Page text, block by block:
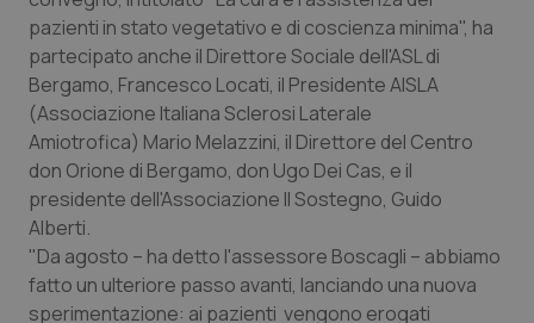
Lazio
Liguria
Lombardia
Marche
Molise
Diabete & glucometri
Disturbi dell’umore
Dolore
Donna & Salute
Epatiti
pazienti in stato vegetativo e di coscienza minima", ha
partecipato anche il Direttore Sociale dell'ASL di
Bergamo, Francesco Locati, il Presidente AISLA
(Associazione Italiana Sclerosi Laterale
Amiotrofica) Mario Melazzini, il Direttore del Centro
don Orione di Bergamo, don Ugo Dei Cas, e il
presidente dell'Associazione Il Sostegno, Guido
Alberti.
"Da agosto – ha detto l'assessore Boscagli – abbiamo
fatto un ulteriore passo avanti, lanciando una nuova
sperimentazione: ai pazienti vengono erogati